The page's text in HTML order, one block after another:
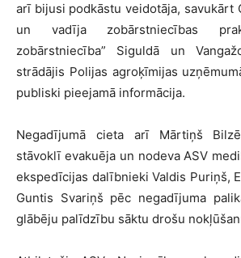
arī bijusi podkāstu veidotāja, savukārt
un vadīja zobārstniecības
zobārstniecība” Siguldā un
strādājis Polijas agroķīmijas
publiski pieejamā informācija.
Negadījumā cieta arī Mārtiņš
stāvoklī evakuēja un nodeva ASV
ekspedīcijas dalībnieki Valdis Puriņš,
Guntis Svariņš pēc negadījuma
glābēju palīdzību sāktu drošu